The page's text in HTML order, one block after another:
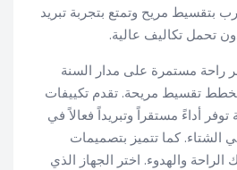
بتقسيط مريح وتمتع بتجربة تبريد
تحمل تكاليف عالية.
راحة مستمرة على مدار السنة
تقسيط مريحة. تقدم تكييفات
أداءً مستقراً وتبريداً فعالاً في
الشتاء. كما تتميز بتصميمات
والهدوء. اختر الجهاز الذي